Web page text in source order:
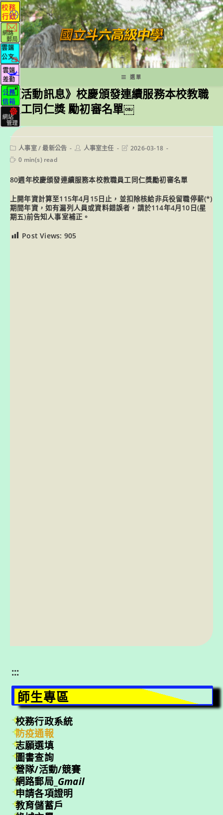
跳
轉
至
主
要
內
容
選單
《活動訊息》校慶頒發連續服務本校教職
員工同仁獎 勵初審名單￼
Post
category:
人事室/ 最新公告
Post人事室主任
Post2026-03-18
Reading
0 min(s) read
80週年校慶頒發連續服務本校教職員工同仁獎勵初審名單
上開年資計算至115年4月15日止，並扣除核給非兵役留職停薪(*)
期間年資，如有漏列人員或資料錯誤者，請於114年4月10日(星
期五)前告知人事室補正。
Post Views: 905
:::
師生專區
校務行政系統
防疫通報
志願選填
圖書查詢
營隊/活動/競賽
網路郵局_ Gmail
申請各項證明
教育儲蓄戶